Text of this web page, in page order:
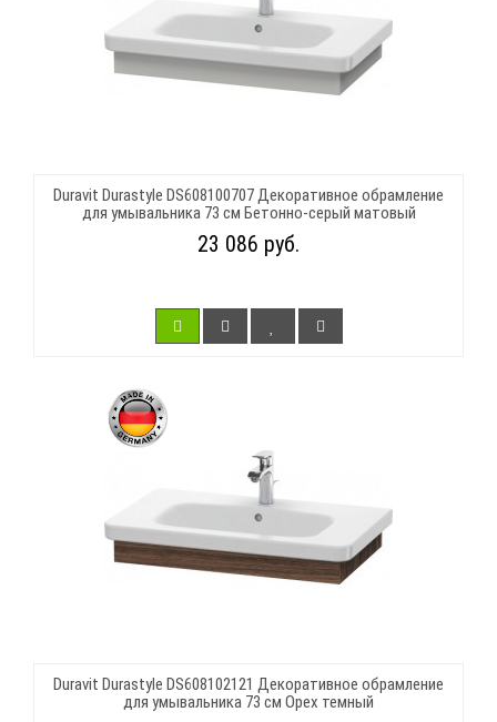
Duravit Durastyle DS608100707 Декоративное обрамление
для умывальника 73 см Бетонно-серый матовый
23 086 руб.
Duravit Durastyle DS608102121 Декоративное обрамление
для умывальника 73 см Орех темный